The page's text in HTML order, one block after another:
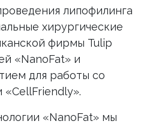
липофилинга
хирургические
фирмы Tulip
«NanoFat» и
для работы со
«CellFriendly».
«NanoFat» мы